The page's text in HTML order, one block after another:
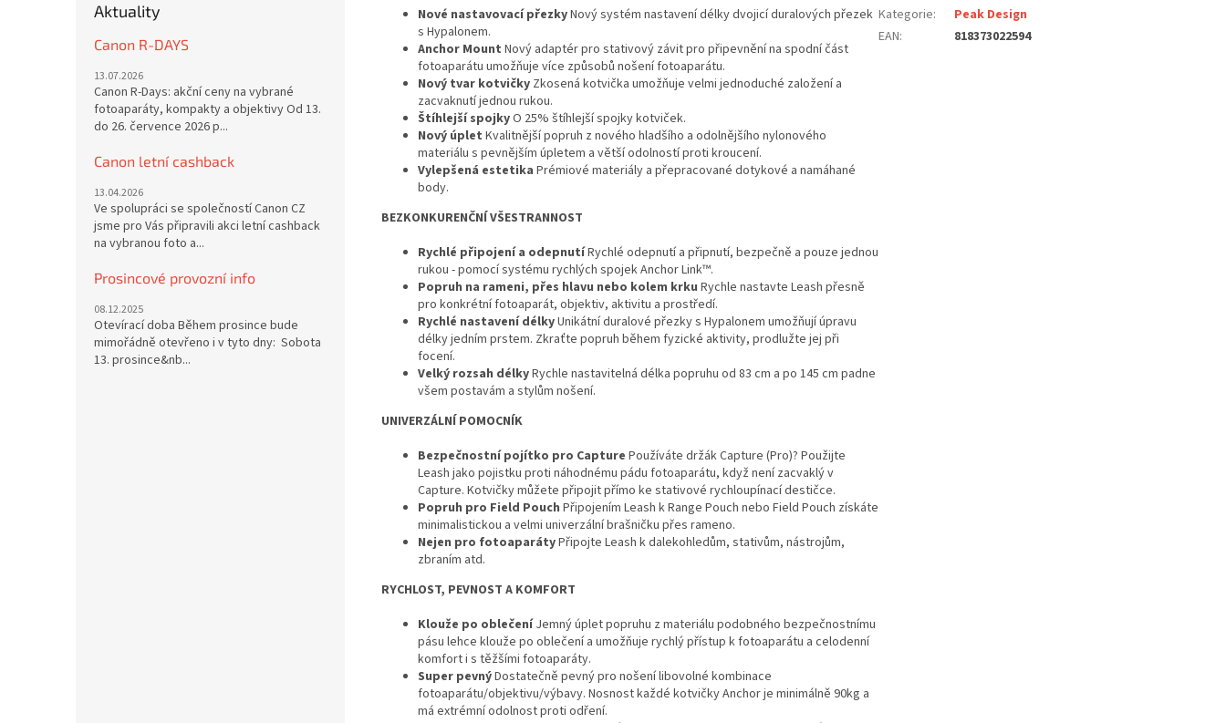
Aktuality
Canon R-DAYS
13.07.2026
Canon R-Days: akční ceny na vybrané
fotoaparáty, kompakty a objektivy Od 13.
do 26. července 2026 p...
Canon letní cashback
13.04.2026
Ve spolupráci se společností Canon CZ
jsme pro Vás připravili akci letní cashback
na vybranou foto a...
Prosincové provozní info
08.12.2025
Otevírací doba Během prosince bude
mimořádně otevřeno i v tyto dny: Sobota
13. prosince&nb...
Nové nastavovací přezkyNový systém nastavení délky dvojicí duralových přezek
s Hypalonem.
Anchor Mount Nový adaptér pro stativový závit pro připevnění na spodní část
fotoaparátu umožňuje více způsobů nošení fotoaparátu.
Nový tvar kotvičky Zkosená kotvička umožňuje velmi jednoduché založení a
zacvaknutí jednou rukou.
Štíhlejší spojkyO 25% štíhlejší spojky kotviček.
Nový úplet Kvalitnější popruh z nového hladšího a odolnějšího nylonového
materiálu s pevnějším úpletem a větší odolností proti kroucení.
Vylepšená estetika Prémiové materiály a přepracované dotykové a namáhané
body.
BEZKONKURENČNÍ VŠESTRANNOST
Rychlé připojení a odepnutíRychlé odepnutí a připnutí, bezpečně a pouze jednou
rukou - pomocí systému rychlých spojek Anchor Link™.
Popruh na rameni, přes hlavu nebo kolem krku Rychle nastavte Leash přesně
pro konkrétní fotoaparát, objektiv, aktivitu a prostředí.
Rychlé nastavení délkyUnikátní duralové přezky s Hypalonem umožňují úpravu
délky jedním prstem. Zkraťte popruh během fyzické aktivity, prodlužte jej při
focení.
Velký rozsah délkyRychle nastavitelná délka popruhu od 83 cm a po 145 cm padne
všem postavám a stylům nošení.
UNIVERZÁLNÍ POMOCNÍK
Bezpečnostní pojítko pro Capture Používáte držákCapture (Pro)? Použijte
Leash jako pojistku proti náhodnému pádu fotoaparátu, když není zacvaklý v
Capture. Kotvičky můžete připojit přímo ke stativové rychloupínací destičce.
Popruh pro Field Pouch Připojením Leash kRange Pouch nebo Field Pouch získáte
minimalistickou a velmi univerzální brašničku přes rameno.
Nejen pro fotoaparátyPřipojte Leash k dalekohledům, stativům, nástrojům,
zbraním atd.
RYCHLOST, PEVNOST A KOMFORT
Klouže po oblečení Jemný úplet popruhu z materiálu podobného bezpečnostnímu
pásu lehce klouže po oblečení a umožňuje rychlý přístup k fotoaparátu a celodenní
komfort i s těžšími fotoaparáty.
Super pevnýDostatečně pevný pro nošení libovolné kombinace
fotoaparátu/objektivu/výbavy. Nosnost každé kotvičky Anchor je minimálně 90kg a
má extrémní odolnost proti odření.
Kategorie:
Peak Design
EAN: 818373022594